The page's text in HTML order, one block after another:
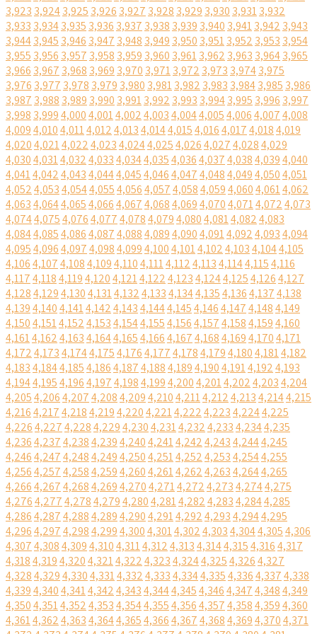
3,923 3,9243,925 3,926 3,927 3,928 3,929 3,930 3,9313,932
3,933 3,9343,935 3,936 3,937 3,938 3,939 3,940 3,9413,942 3,943
3,9443,945 3,946 3,947 3,948 3,949 3,950 3,9513,952 3,953 3,954
3,955 3,956 3,957 3,958 3,959 3,960 3,9613,962 3,963 3,9643,965
3,966 3,967 3,968 3,969 3,970 3,9713,972 3,973 3,9743,975
3,976 3,977 3,978 3,979 3,980 3,9813,982 3,983 3,9843,985 3,986
3,987 3,988 3,989 3,990 3,9913,992 3,993 3,9943,995 3,996 3,997
3,998 3,9994,0004,0014,0024,0034,0044,0054,0064,0074,008
4,0094,0104,0114,0124,0134,0144,0154,0164,0174,0184,019
4,0204,0214,0224,0234,0244,0254,0264,0274,0284,029
4,0304,0314,0324,0334,0344,0354,0364,0374,0384,0394,040
4,0414,0424,0434,0444,0454,0464,0474,0484,0494,0504,051
4,0524,0534,0544,0554,0564,0574,0584,0594,0604,0614,062
4,0634,0644,0654,0664,0674,0684,0694,0704,0714,0724,073
4,0744,0754,0764,0774,0784,0794,0804,0814,0824,083
4,0844,0854,0864,0874,0884,0894,0904,0914,0924,0934,094
4,0954,0964,0974,0984,0994,1004,1014,1024,1034,1044,105
4,1064,1074,1084,1094,1104,1114,1124,1134,1144,1154,116
4,1174,1184,1194,1204,1214,1224,1234,1244,1254,1264,127
4,1284,1294,1304,1314,1324,1334,1344,1354,1364,1374,138
4,1394,1404,1414,1424,1434,1444,1454,1464,1474,1484,149
4,1504,1514,1524,1534,1544,1554,1564,1574,1584,1594,160
4,1614,1624,1634,1644,1654,1664,1674,1684,1694,1704,171
4,1724,1734,1744,1754,1764,1774,1784,1794,1804,1814,182
4,1834,1844,1854,1864,1874,1884,1894,1904,1914,1924,193
4,1944,1954,1964,1974,1984,1994,2004,2014,2024,2034,204
4,2054,2064,2074,2084,2094,2104,2114,2124,2134,2144,215
4,2164,2174,2184,2194,2204,2214,2224,2234,2244,225
4,2264,2274,2284,2294,2304,2314,2324,2334,2344,235
4,2364,2374,2384,2394,2404,2414,2424,2434,2444,245
4,2464,2474,2484,2494,2504,2514,2524,2534,2544,255
4,2564,2574,2584,2594,2604,2614,2624,2634,2644,265
4,2664,2674,2684,2694,2704,2714,2724,2734,2744,275
4,2764,2774,2784,2794,2804,2814,2824,2834,2844,285
4,2864,2874,2884,2894,2904,2914,2924,2934,2944,295
4,2964,2974,2984,2994,3004,3014,3024,3034,3044,3054,306
4,3074,3084,3094,3104,3114,3124,3134,3144,3154,3164,317
4,3184,3194,3204,3214,3224,3234,3244,3254,3264,327
4,3284,3294,3304,3314,3324,3334,3344,3354,3364,3374,338
4,3394,3404,3414,3424,3434,3444,3454,3464,3474,3484,349
4,3504,3514,3524,3534,3544,3554,3564,3574,3584,3594,360
4,3614,3624,3634,3644,3654,3664,3674,3684,3694,3704,371